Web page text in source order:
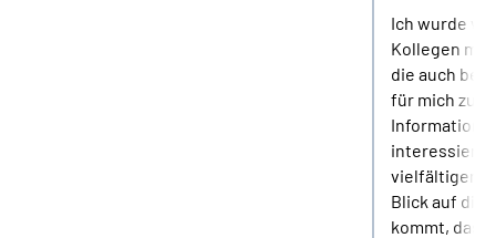
Ich wurde
Kollegen mit
die auch
für mich zu
vielfältigen
Blick auf die
kommt, dass